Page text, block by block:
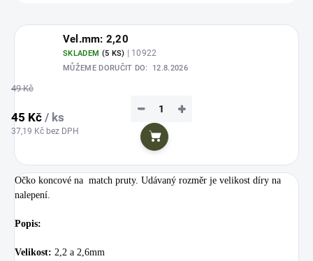
Vel.mm: 2,20
SKLADEM (5 KS) | 10922
MŮŽEME DORUČIT DO: 12.8.2026
49 Kč
45 Kč / ks
37,19 Kč bez DPH
+
−
Do košíku
Očko koncové na match pruty. Udávaný rozměr je velikost díry na
nalepení.
Popis:
Velikost: 2,2 a 2,6mm